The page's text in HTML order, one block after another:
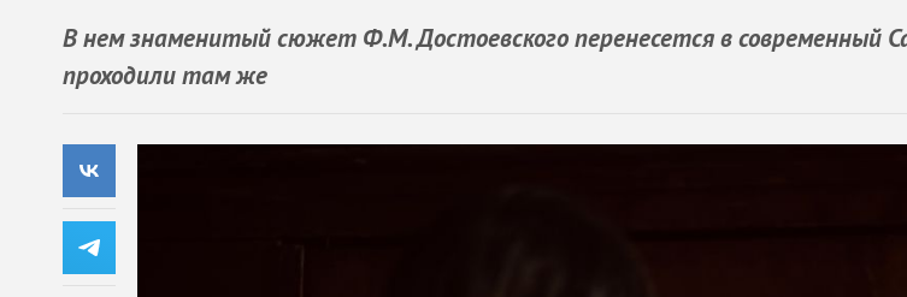
В нем знаменитый сюжет Ф.М. Достоевского перенесется в современный
проходили там же